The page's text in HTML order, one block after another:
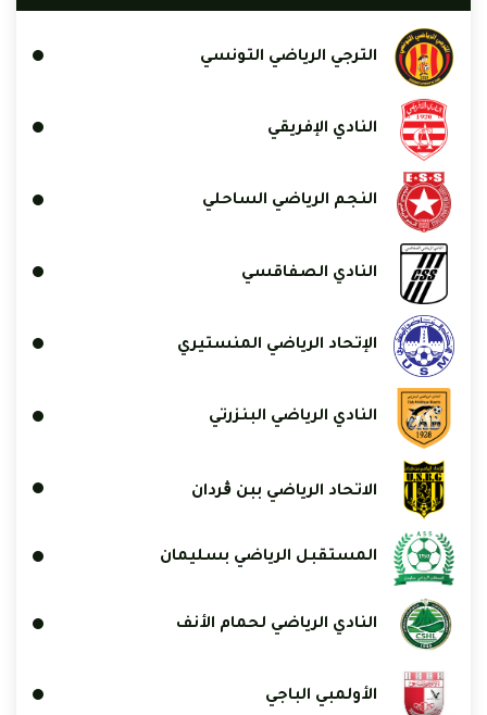
الترجي الرياضي التونسي
النادي الإفريقي
النجم الرياضي الساحلي
النادي الصفاقسي
الإتحاد الرياضي المنستيري
النادي الرياضي البنزرتي
الاتحاد الرياضي ببن ڨردان
المستقبل الرياضي بسليمان
النادي الرياضي لحمام الأنف
الأولمبي الباجي